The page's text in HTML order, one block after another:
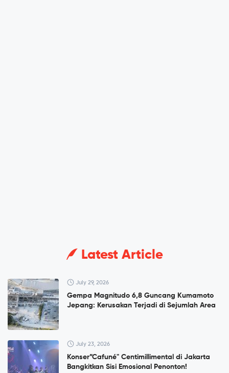
Latest Article
July 29, 2026
Gempa Magnitudo 6,8 Guncang Kumamoto
Jepang: Kerusakan Terjadi di Sejumlah Area
July 23, 2026
Konser”Cafuné" Centimillimental di Jakarta
Bangkitkan Sisi Emosional Penonton!